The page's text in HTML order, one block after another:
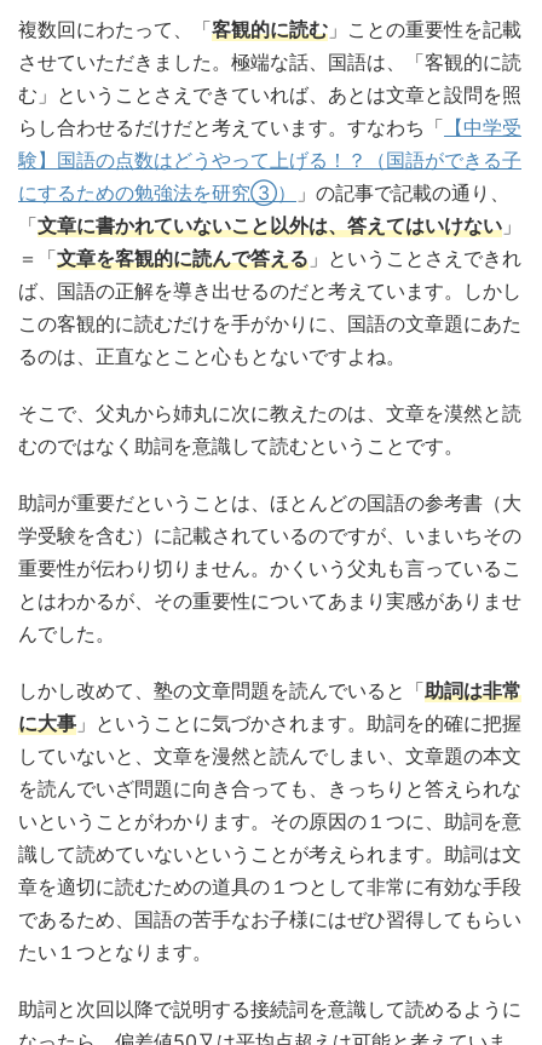
複数回にわたって、「客観的に読む 」ことの重要性を記載
させていただきました。極端な話、国語は、「客観的に読
む」ということさえできていれば、あとは文章と設問を照
らし合わせるだけだと考えています。すなわち「 【中学受
験】国語の点数はどうやって上げる！？（国語ができる子
にするための勉強法を研究③）
」の記事で記載の通り、
「文章に書かれていないこと以外は、答えてはいけない 」
＝「文章を客観的に読んで答える 」ということさえできれ
ば、国語の正解を導き出せるのだと考えています。しかし
この客観的に読むだけを手がかりに、国語の文章題にあた
るのは、正直なとこと心もとないですよね。
そこで、父丸から姉丸に次に教えたのは、文章を漠然と読
むのではなく助詞を意識して読むということです。
助詞が重要だということは、ほとんどの国語の参考書（大
学受験を含む）に記載されているのですが、いまいちその
重要性が伝わり切りません。かくいう父丸も言っているこ
とはわかるが、その重要性についてあまり実感がありませ
んでした。
しかし改めて、塾の文章問題を読んでいると「助詞は非常
に大事 」ということに気づかされます。助詞を的確に把握
していないと、文章を漫然と読んでしまい、文章題の本文
を読んでいざ問題に向き合っても、きっちりと答えられな
いということがわかります。その原因の１つに、助詞を意
識して読めていないということが考えられます。助詞は文
章を適切に読むための道具の１つとして非常に有効な手段
であるため、国語の苦手なお子様にはぜひ習得してもらい
たい１つとなります。
助詞と次回以降で説明する接続詞を意識して読めるように